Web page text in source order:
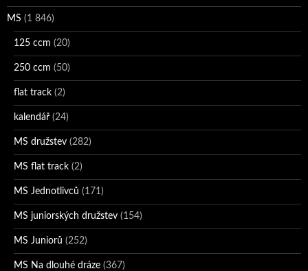
MS (1 846)
125 ccm (20)
250 ccm (50)
flat track (2)
kalendář (24)
MS družstev (282)
MS flat track (2)
MS Jednotlivců (171)
MS juniorských družstev (154)
MS Juniorů (252)
MS Na dlouhé dráze (367)